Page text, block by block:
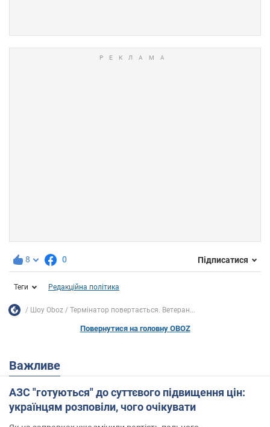
8 0 Підписатися
Теги Редакційна політика
Шоу Oboz Термінатор повертається. Ветеран...
Повернутися на головну OBOZ
Важливе
АЗС "готуються" до суттєвого підвищення цін:
українцям розповіли, чого очікувати